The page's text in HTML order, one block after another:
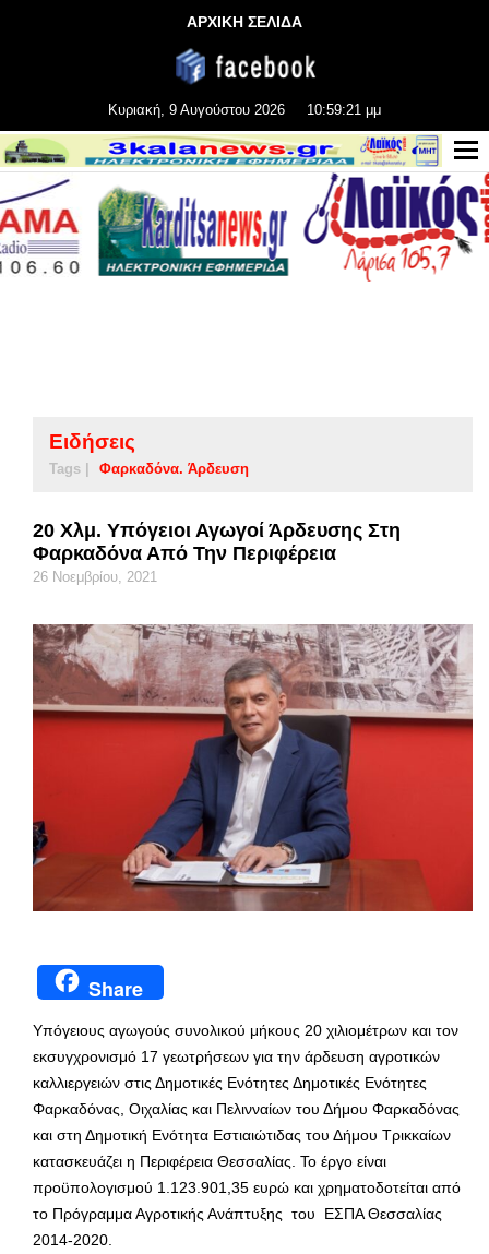
ΑΡΧΙΚΗ ΣΕΛΙΔΑ
Κυριακή, 9 Αυγούστου 2026 10:59:21 μμ
Ειδήσεις
Tags | Φαρκαδόνα. Άρδευση
20 Χλμ. Υπόγειοι Αγωγοί Άρδευσης Στη
Φαρκαδόνα Από Την Περιφέρεια
26 Νοεμβρίου, 2021
Share
Υπόγειους αγωγούς συνολικού μήκους 20 χιλιομέτρων και τον
εκσυγχρονισμό 17 γεωτρήσεων για την άρδευση αγροτικών
καλλιεργειών στις Δημοτικές Ενότητες Δημοτικές Ενότητες
Φαρκαδόνας, Οιχαλίας και Πελινναίων του Δήμου Φαρκαδόνας
και στη Δημοτική Ενότητα Εστιαιώτιδας του Δήμου Τρικκαίων
κατασκευάζει η Περιφέρεια Θεσσαλίας. Το έργο είναι
προϋπολογισμού 1.123.901,35 ευρώ και χρηματοδοτείται από
το Πρόγραμμα Αγροτικής Ανάπτυξης του ΕΣΠΑ Θεσσαλίας
2014-2020.